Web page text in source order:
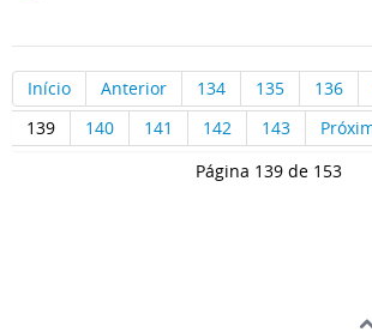
Início Anterior 134 135 136
139
140 141 142 143
Página 139 de 153